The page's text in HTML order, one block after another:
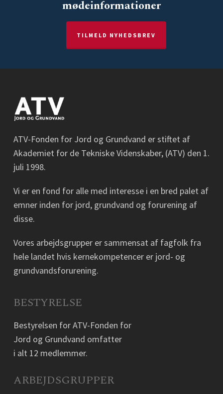
mødeinformationer
TILMELD NYHEDSBREV
ATV-Fonden for Jord og Grundvand er stiftet af
Akademiet for de Tekniske Videnskaber, (ATV) den 1.
juli 1998.
Vi er en fond for alle med interesse i en bred palet af
emner inden for jord, grundvand og forurening af
disse.
Vores arbejdsgrupper er sammensat af fagfolk fra
hele landet hvis kernekompetencer er jord- og
grundvandsforurening.
BESTYRELSE
Bestyrelsen for ATV-Fonden for
Jord og Grundvand omfatter
i alt 12 medlemmer.
ARBEJDSGRUPPER